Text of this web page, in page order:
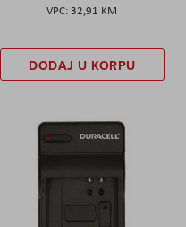
32,91 KM
DODAJ U KORPU